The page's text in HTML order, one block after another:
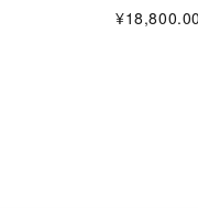
¥18,800.00